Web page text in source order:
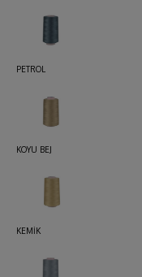
PETROL
KOYU BEJ
KEMİK